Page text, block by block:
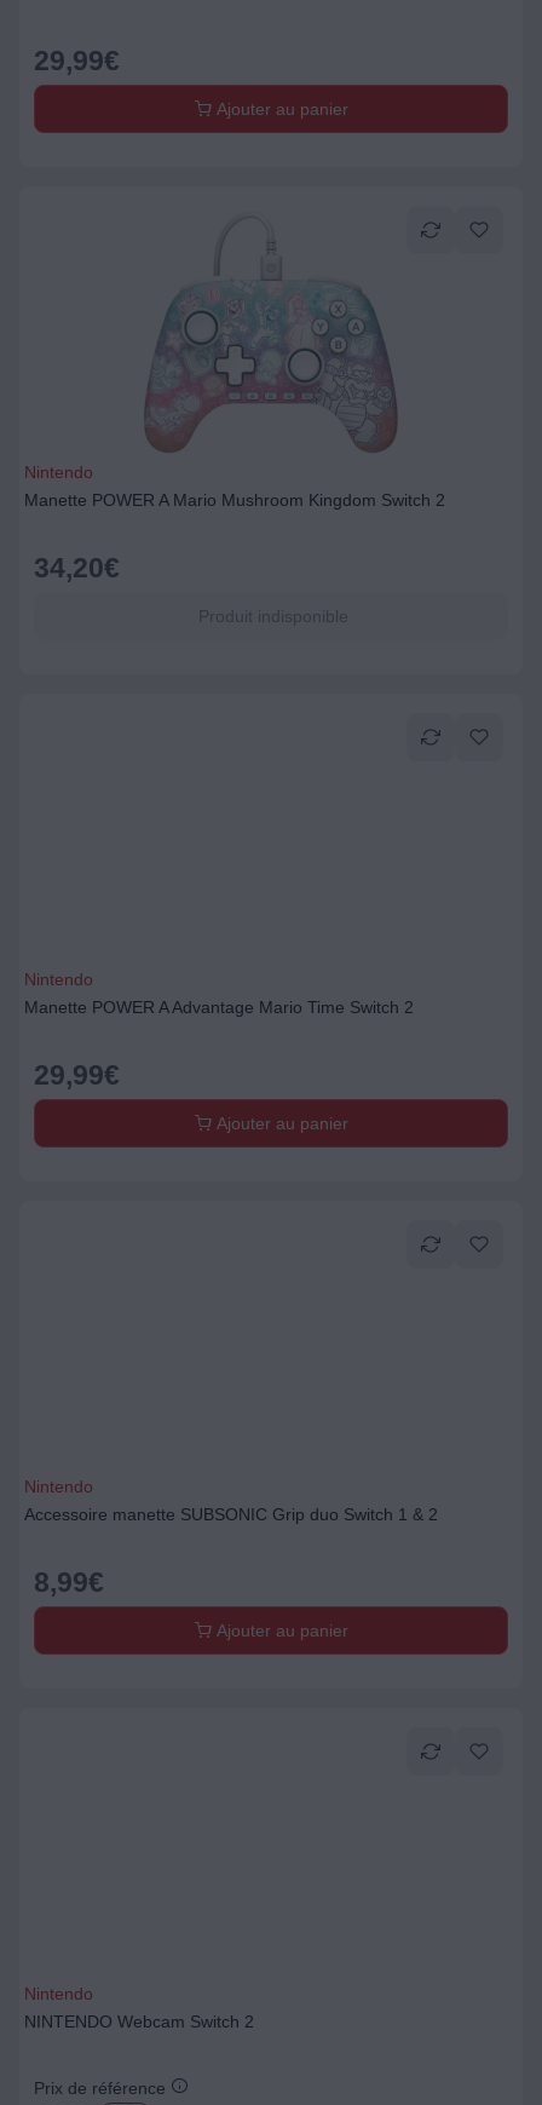
29,99€
Ajouter au panier
Nintendo
Manette POWER A Mario Mushroom Kingdom Switch 2
34,20€
Produit indisponible
Nintendo
Manette POWER A Advantage Mario Time Switch 2
29,99€
Ajouter au panier
Nintendo
Accessoire manette SUBSONIC Grip duo Switch 1 & 2
8,99€
Ajouter au panier
Nintendo
NINTENDO Webcam Switch 2
Prix de référence